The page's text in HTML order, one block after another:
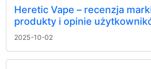
Heretic Vape – recenzja
produkty i opinie
2025-10-02